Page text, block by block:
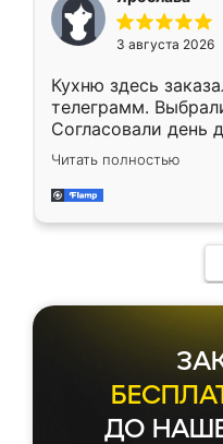
3 августа 2026
Кухню здесь
телеграмм.
Согласовали день
недели кухня была
довольны
мебель за
Читать полностью
ДО